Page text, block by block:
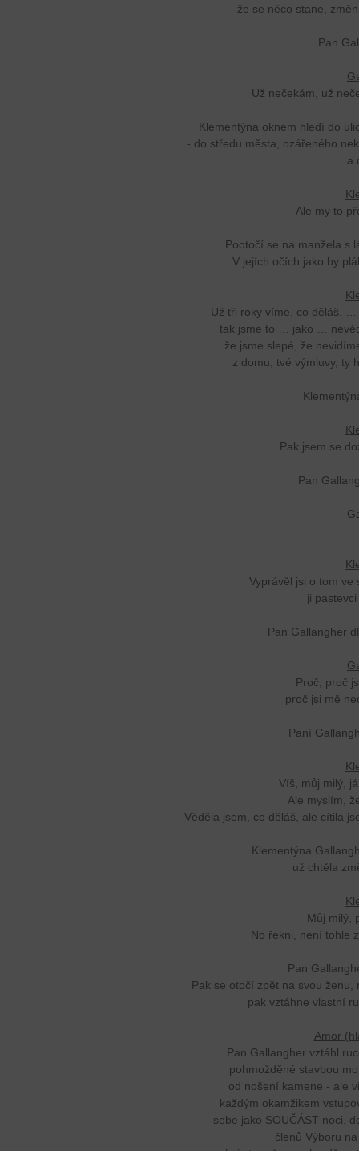
že se něco stane,
Pan
Už nečekám, už
Klementýna oknem hledí do
- do středu města, ozářeného
a
Ale my to
Pootočí se na manžela s
V jejích očích jako by
Už tři roky víme, co děláš. …
tak jsme to … jako …
že jsme slepé, že
z domu, tvé výmluvy, ty
Pak jsem se
Pan
Vyprávěl jsi o tom ve
ji
Pan Gallangher
Proč, proč
proč jsi mě
Paní
Víš, můj milý,
Ale myslím,
Věděla jsem, co děláš, ale cítila
Klementýna
už chtěla
Můj milý,
No řekni, není tohle
Pan
Pak se otočí zpět na svou
pak vztáhne vlastní
Amor
Pan Gallangher vztáhl
pohmožděné stavbou
od nošení kamene - ale
každým okamžikem
sebe jako SOUČÁST noci,
členů Výboru